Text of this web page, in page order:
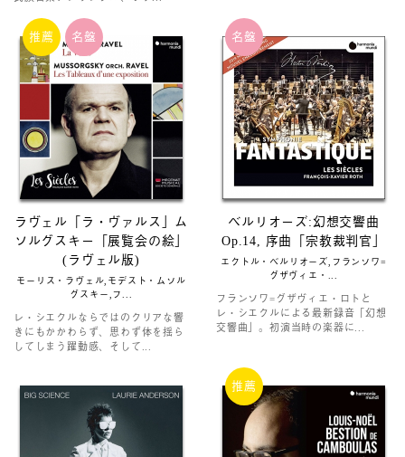
推薦 名盤
ラヴェル「ラ・ヴァルス」ム
ソルグスキー「展覧会の絵」
(ラヴェル版)
モーリス・ラヴェル,モデスト・ムソル
グスキー,フ...
レ・シエクルならではのクリアな響
きにもかかわらず、思わず体を揺ら
してしまう躍動感、そして...
名盤
ベルリオーズ:幻想交響曲
Op.14, 序曲「宗教裁判官」
エクトル・ベルリオーズ,フランソワ=
グザヴィエ・...
フランソワ=グザヴィエ・ロトと
レ・シエクルによる最新録音「幻想
交響曲」。初演当時の楽器に...
推薦